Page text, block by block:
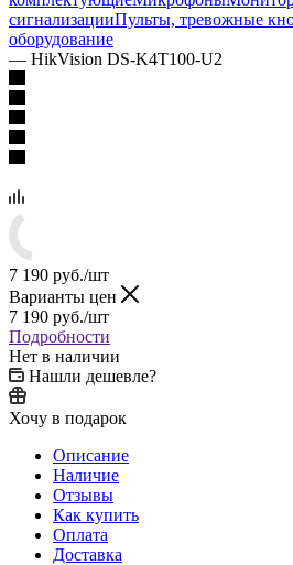
сигнализацииПульты, тревожные
оборудование
— HikVision DS-K4T100-U2
7 190 руб./шт
Варианты цен
7 190 руб./шт
Подробности
Нет в наличии
Нашли дешевле?
Хочу в подарок
Описание
Наличие
Отзывы
Как купить
Оплата
Доставка